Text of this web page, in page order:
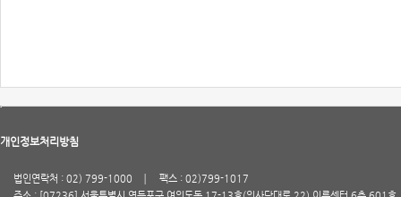
개인정보처리방침
법인연락처 : 02) 799-1000
팩스 : 02)799-1017